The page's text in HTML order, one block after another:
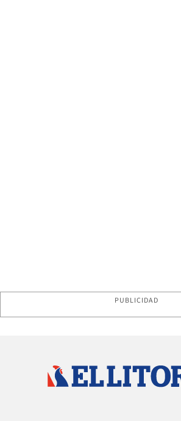
PUBLICIDAD